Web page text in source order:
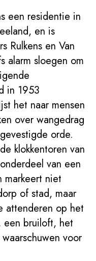
een residentie in
en is
Rulkens en Van
alarm sloegen om
in 1953
het naar mensen
over wangedrag
orde.
klokkentoren van
van een
markeert niet
of stad, maar
attenderen op het
een bruiloft, het
voor